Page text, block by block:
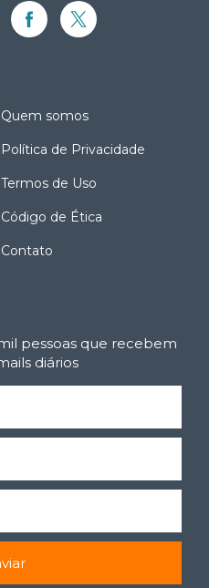
Quem somos
Política de Privacidade
Termos de Uso
Código de Ética
Contato
pessoas que recebem
diários